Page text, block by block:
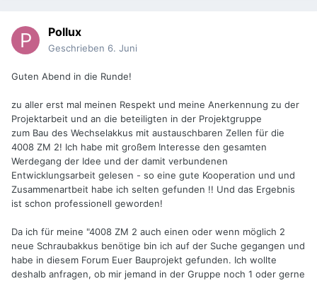
Pollux
Geschrieben 6. Juni
Guten Abend in die Runde!
zu aller erst mal meinen Respekt und meine Anerkennung zu der
Projektarbeit und an die beteiligten in der Projektgruppe
zum Bau des Wechselakkus mit austauschbaren Zellen für die
4008 ZM 2! Ich habe mit großem Interesse den gesamten
Werdegang der Idee und der damit verbundenen
Entwicklungsarbeit gelesen - so eine gute Kooperation und und
Zusammenartbeit habe ich selten gefunden !! Und das Ergebnis
ist schon professionell geworden!
Da ich für meine "4008 ZM 2 auch einen oder wenn möglich 2
neue Schraubakkus benötige bin ich auf der Suche gegangen und
habe in diesem Forum Euer Bauprojekt gefunden. Ich wollte
deshalb anfragen, ob mir jemand in der Gruppe noch 1 oder gerne